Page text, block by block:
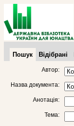
Пошук Відібрані
Автор:
Назва документа:
Анотація:
Тема: